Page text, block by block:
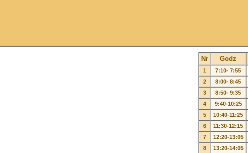
Nr Godz
1 7:10- 7:55
2 8:00- 8:45
3 8:50- 9:35
4 9:40-10:25
5 10:40-11:25
6 11:30-12:15
7 12:20-13:05
8 13:20-14:05